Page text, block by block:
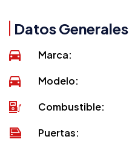
Datos Generales
Marca:
Modelo:
Combustible:
Puertas: